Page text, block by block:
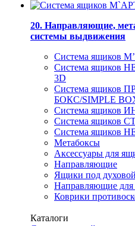
20. Направляющие,
системы выдвижения
Система ящиков
Система ящиков
3D
Система ящиков
БОКС/SIMPLE
Система ящиков
Система ящиков
Система ящиков
Метабоксы
Аксессуары для
Направляющие
Ящики под
Направляющие для
Коврики
Каталоги